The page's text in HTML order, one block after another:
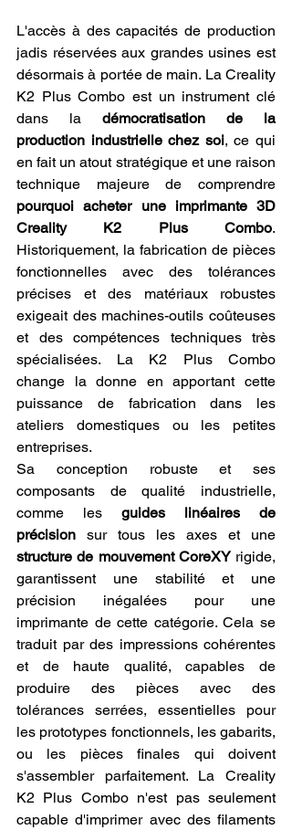
L'accès à des capacités de production
jadis réservées aux grandes usines est
désormais à portée de main. La Creality
K2 Plus Combo est un instrument clé
dans la démocratisation de la
production industrielle chez soi, ce qui
en fait un atout stratégique et une raison
pourquoi acheter une imprimante 3D
Creality K2 Plus Combo.
Historiquement, la fabrication de pièces
fonctionnelles avec des tolérances
précises et des matériaux robustes
exigeait des machines-outils coûteuses
et des compétences techniques très
spécialisées. La K2 Plus Combo
change la donne en apportant cette
puissance de fabrication dans les
ateliers domestiques ou les petites
entreprises.
Sa conception robuste et ses
composants de qualité industrielle,
comme les guides linéaires de
précision
structure de mouvement CoreXY rigide,
garantissent une stabilité et une
précision inégalées pour une
imprimante de cette catégorie. Cela se
traduit par des impressions cohérentes
et de haute qualité, capables de
produire des pièces avec des
tolérances serrées, essentielles pour
les prototypes fonctionnels, les gabarits,
ou les pièces finales qui doivent
s'assembler parfaitement. La Creality
K2 Plus Combo n'est pas seulement
capable d'imprimer avec des filaments